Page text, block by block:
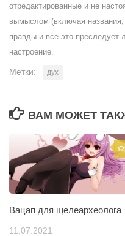
отредактированные и не
вымыслом (включая
правды и все это преследует
настроение.
Метки: дух
ВАМ МОЖЕТ
Вацап для щелеархеолога
11.07.2021